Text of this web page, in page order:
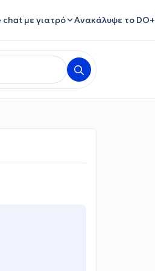
chat με γιατρό Ανακάλυψε το DO+